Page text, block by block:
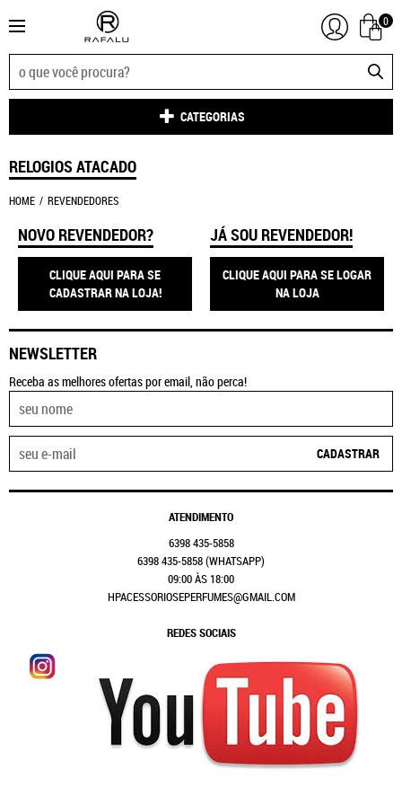
0
CATEGORIAS
RELOGIOS ATACADO
HOME REVENDEDORES
NOVO REVENDEDOR?
CLIQUE AQUI PARA SE
CADASTRAR NA LOJA!
JÁ SOU REVENDEDOR!
CLIQUE AQUI PARA SE LOGAR
NA LOJA
NEWSLETTER
Receba as melhores ofertas por email, não perca!
CADASTRAR
ATENDIMENTO
6398435-5858
6398435-5858(WHATSAPP)
09:00 ÀS 18:00
HPACESSORIOSEPERFUMES@GMAIL.COM
REDES SOCIAIS